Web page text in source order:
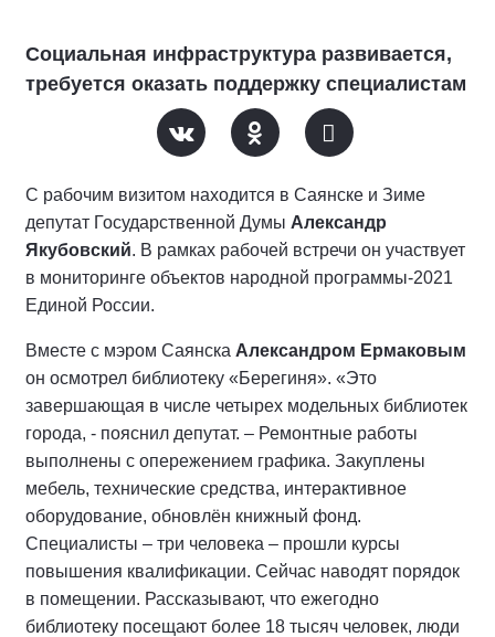
Социальная инфраструктура развивается,
требуется оказать поддержку специалистам
С рабочим визитом находится в Саянске и Зиме
депутат Государственной Думы Александр
Якубовский. В рамках рабочей встречи он участвует
в мониторинге объектов народной программы-2021
Единой России.
Вместе с мэром Саянска Александром Ермаковым
он осмотрел библиотеку «Берегиня». «Это
завершающая в числе четырех модельных библиотек
города, - пояснил депутат. – Ремонтные работы
выполнены с опережением графика. Закуплены
мебель, технические средства, интерактивное
оборудование, обновлён книжный фонд.
Специалисты – три человека – прошли курсы
повышения квалификации. Сейчас наводят порядок
в помещении. Рассказывают, что ежегодно
библиотеку посещают более 18 тысяч человек, люди